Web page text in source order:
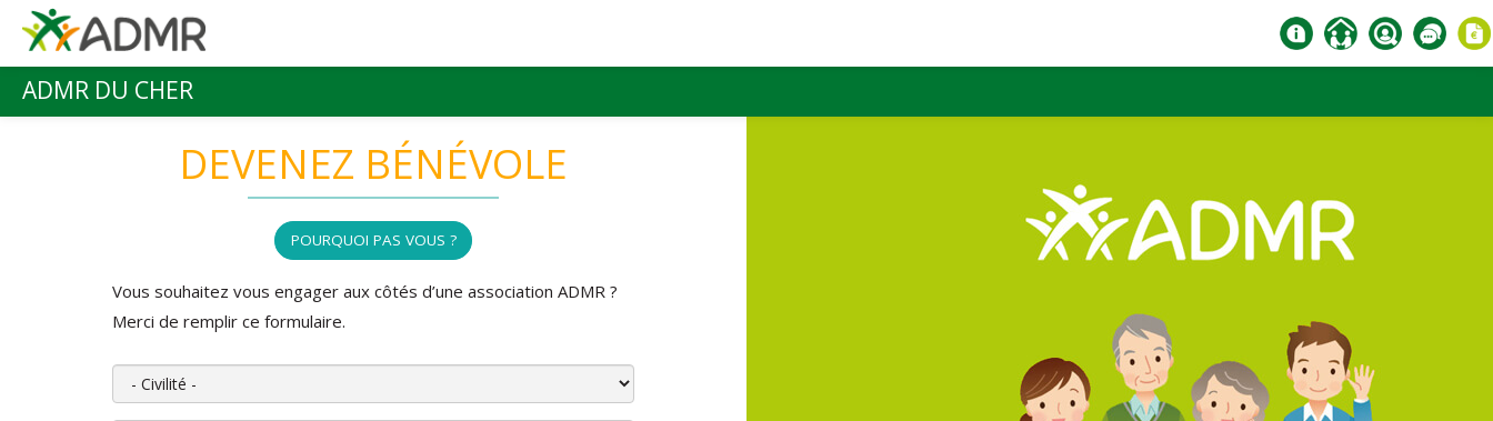
Aller au contenu principal
ADMR DU CHER
DEVENEZ BÉNÉVOLE
POURQUOI PAS VOUS ?
Vous souhaitez vous engager aux côtés d’une association ADMR ?
Merci de remplir ce formulaire.
Civilité